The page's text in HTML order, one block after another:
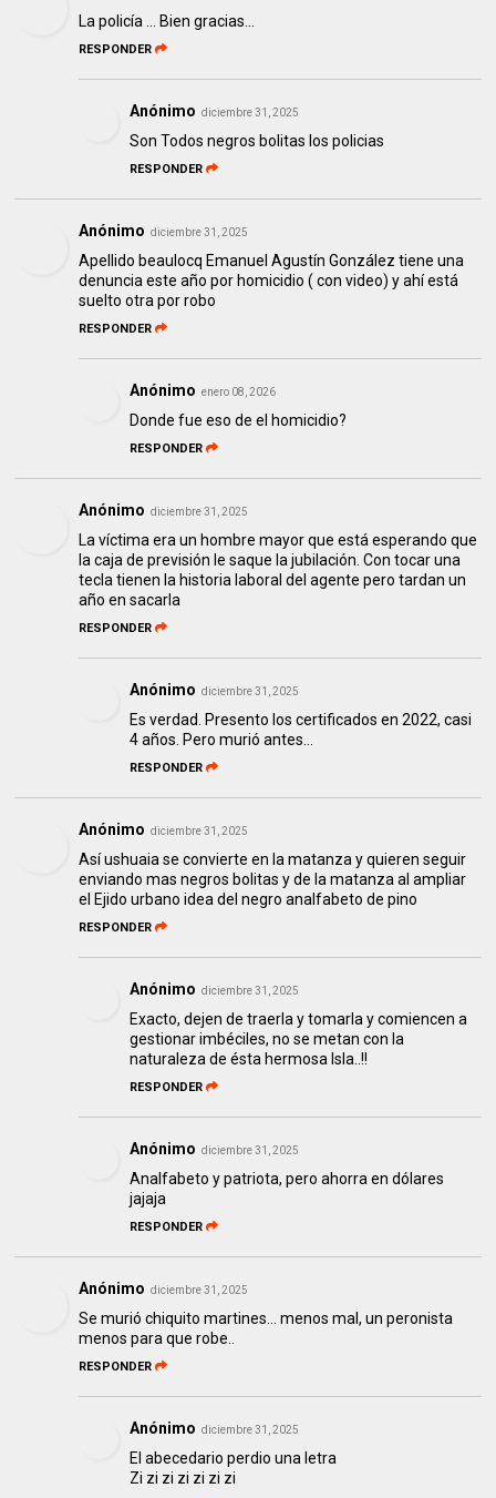
La policía ... Bien gracias...
RESPONDER
Anónimo diciembre 31, 2025
Son Todos negros bolitas los policias
RESPONDER
Anónimo diciembre 31, 2025
Apellido beaulocq Emanuel Agustín González tiene una
denuncia este año por homicidio ( con video) y ahí está
suelto otra por robo
RESPONDER
Anónimo enero 08, 2026
Donde fue eso de el homicidio?
RESPONDER
Anónimo diciembre 31, 2025
La víctima era un hombre mayor que está esperando que
la caja de previsión le saque la jubilación. Con tocar una
tecla tienen la historia laboral del agente pero tardan un
año en sacarla
RESPONDER
Anónimo diciembre 31, 2025
Es verdad. Presento los certificados en 2022, casi
4 años. Pero murió antes...
RESPONDER
Anónimo diciembre 31, 2025
Así ushuaia se convierte en la matanza y quieren seguir
enviando mas negros bolitas y de la matanza al ampliar
el Ejido urbano idea del negro analfabeto de pino
RESPONDER
Anónimo diciembre 31, 2025
Exacto, dejen de traerla y tomarla y comiencen a
gestionar imbéciles, no se metan con la
naturaleza de ésta hermosa Isla..!!
RESPONDER
Anónimo diciembre 31, 2025
Analfabeto y patriota, pero ahorra en dólares
jajaja
RESPONDER
Anónimo diciembre 31, 2025
Se murió chiquito martines... menos mal, un peronista
menos para que robe..
RESPONDER
Anónimo diciembre 31, 2025
El abecedario perdio una letra
Zi zi zi zi zi zi zi